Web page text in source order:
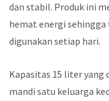
dan stabil. Produk ini
hemat energi
digunakan setiap hari.
Kapasitas 15 liter yang
mandi satu keluarga